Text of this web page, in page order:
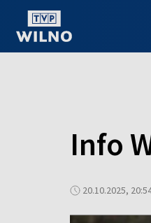
Info
20.10.2025,